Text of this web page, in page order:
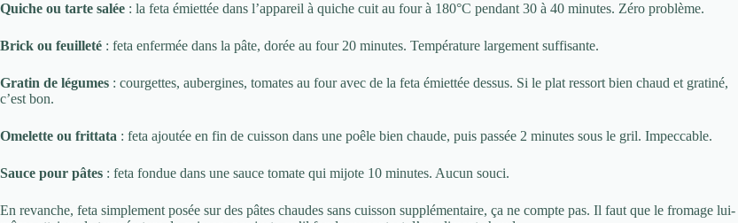
Quiche ou tarte salée : la feta émiettée dans l’appareil à quiche cuit au four à 180°C pendant 30 à 40 minutes. Zéro problème.
Brick ou feuilleté : feta enfermée dans la pâte, dorée au four 20 minutes. Température largement suffisante.
Gratin de légumes : courgettes, aubergines, tomates au four avec de la feta émiettée dessus. Si le plat ressort bien chaud et gratiné,
c’est bon.
Omelette ou frittata : feta ajoutée en fin de cuisson dans une poêle bien chaude, puis passée 2 minutes sous le gril. Impeccable.
Sauce pour pâtes : feta fondue dans une sauce tomate qui mijote 10 minutes. Aucun souci.
En revanche, feta simplement posée sur des pâtes chaudes sans cuisson supplémentaire, ça ne compte pas. Il faut que le fromage lui-